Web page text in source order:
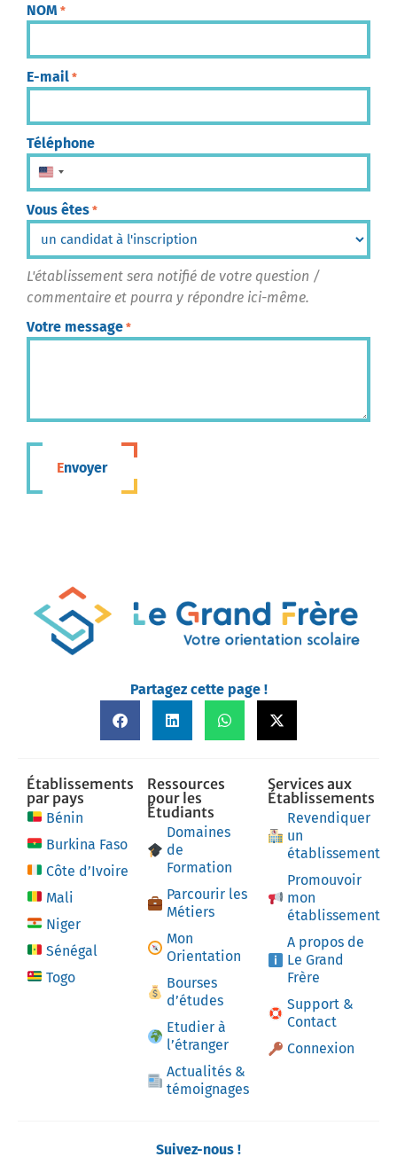
NOM *
E-mail *
Téléphone
États-Unis +1
Vous êtes *
L'établissement sera notifié de votre question /
commentaire et pourra y répondre ici-même.
Votre message *
Envoyer
Partagez cette page !
Établissements
par pays
Bénin
Burkina Faso
Côte d’Ivoire
Mali
Niger
Sénégal
Togo
Ressources
pour les
Étudiants
Domaines
de
Formation
Parcourir les
Métiers
Mon
Orientation
Bourses
d’études
Etudier à
l’étranger
Actualités &
témoignages
Services aux
Établissements
Revendiquer
un
établissement
Promouvoir
mon
établissement
A propos de
Le Grand
Frère
Support &
Contact
Connexion
Suivez-nous !